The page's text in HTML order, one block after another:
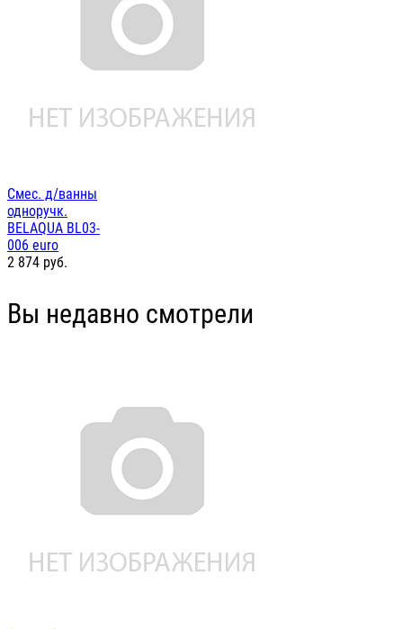
Смес. д/ванны
одноручк.
BELAQUA BL03-
006 euro
2 874 руб.
Вы недавно смотрели